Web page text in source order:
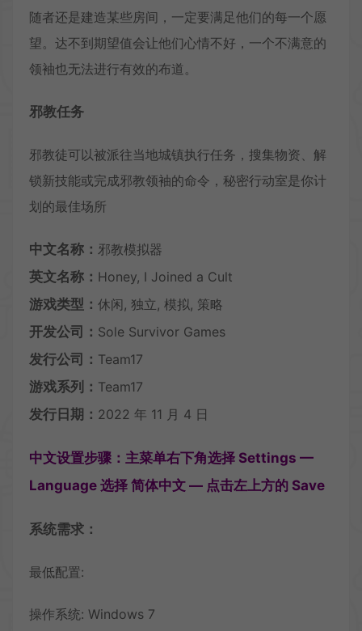
随者还是建造某些房间，一定要满足他们的每一个愿
望。达不到期望值会让他们心情不好，一个不满意的
领袖也无法进行有效的布道。
邪教任务
邪教徒可以被派往当地城镇执行任务，搜集物资、解
锁新技能或完成邪教领袖的命令，秘密行动室是你计
划的最佳场所
中文名称： 邪教模拟器
英文名称： Honey, I Joined a Cult
游戏类型： 休闲, 独立, 模拟, 策略
开发公司： Sole Survivor Games
发行公司： Team17
游戏系列： Team17
发行日期： 2022 年 11 月 4 日
中文设置步骤：主菜单右下角选择 Settings —
Language 选择 简体中文 — 点击左上方的 Save
系统需求：
最低配置:
操作系统: Windows 7